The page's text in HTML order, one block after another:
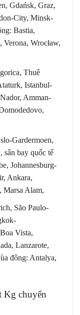
Gdańsk, Graz,
City, Minsk-
Bastia,
Wrocław,
Thuê
Istanbul-
Amman-
Gardermoen,
sân bay quốc tế
Johannesburg-
Ankara,
Marsa Alam,
São Paulo-
Vista,
Lanzarote,
đông: Antalya,
Kg chuyển